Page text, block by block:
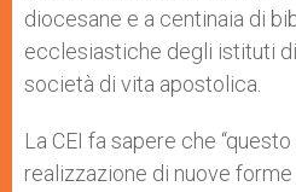
diocesane e a centinaia di
ecclesiastiche degli istituti
società di vita apostolica.
La CEI fa sapere che
realizzazione di nuove